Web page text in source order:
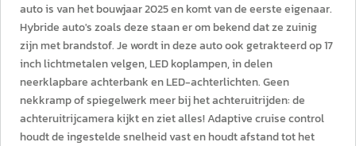
auto is van het bouwjaar 2025 en komt van de eerste eigenaar.
Hybride auto's zoals deze staan er om bekend dat ze zuinig
zijn met brandstof. Je wordt in deze auto ook getrakteerd op 17
inch lichtmetalen velgen, LED koplampen, in delen
neerklapbare achterbank en LED-achterlichten. Geen
nekkramp of spiegelwerk meer bij het achteruitrijden: de
achteruitrijcamera kijkt en ziet alles! Adaptive cruise control
houdt de ingestelde snelheid vast en houdt afstand tot het